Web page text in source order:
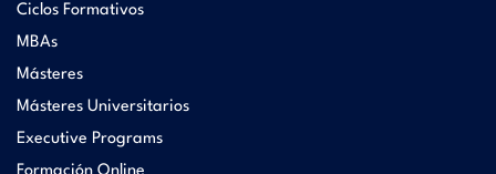
Ciclos Formativos
MBAs
Másteres
Másteres Universitarios
Executive Programs